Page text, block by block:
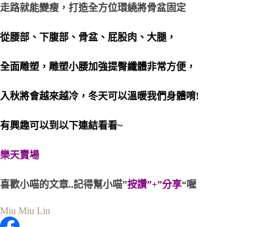
走路就能變瘦，打造全方位環繞將骨盆固定
從腰部、下腹部、骨盆、屁股肉、大腿，
全面雕塑，雕塑小腰加強提臀纖體非常方便，
入秋將會越來越冷，冬天可以溫暖我們身體唷!
有興趣可以到以下連結看看~
樂天賣場
喜歡小喵的文章..記得幫小喵”按讚”+”分享“喔
Miu Miu Lin